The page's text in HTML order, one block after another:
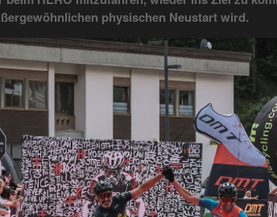
physischen Neustart wird.